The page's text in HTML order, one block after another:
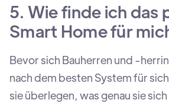
5. Wie finde ich das
Smart Home für
Bevor sich Bauherren und -
nach dem besten System für
sie überlegen, was genau sie